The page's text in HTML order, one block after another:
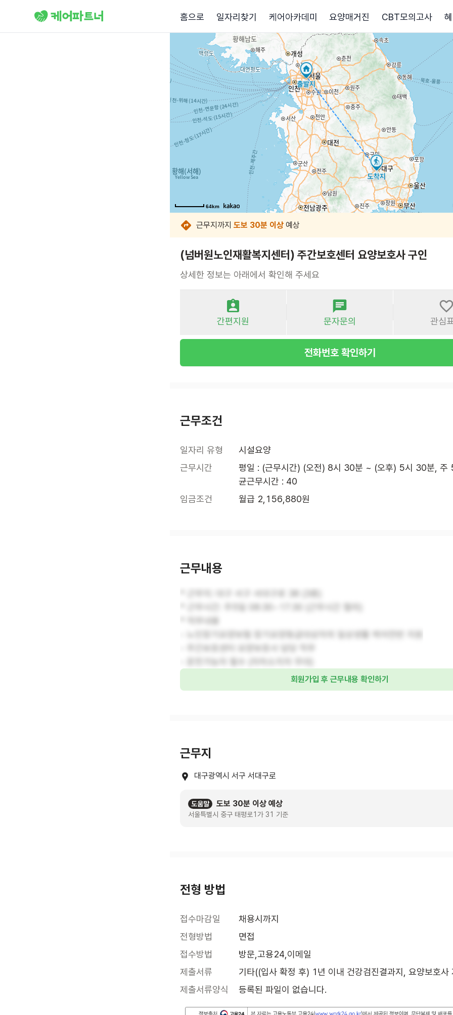
홈으로 일자리찾기 케어아카데미 요양매거진 CBT모의고사
64km
64km
64km
64km
64km
64km
64km
64km
근무지까지 도보 30분 이상 예상
(넘버원노인재활복지센터) 주간보호센터 요양보호사 구인
상세한 정보는 아래에서 확인해 주세요
간편지원 문자문의 관심
전화번호 확인하기
근무조건
일자리 유형
시설요양
근무시간
평일 : (근무시간) (오전) 8시 30분 ~ (오후) 5시 30분, 주
균근무시간 : 40
임금조건
월급 2,156,880원
근무내용
회원가입 후 근무내용 확인하기
근무지
대구광역시 서구 서대구로
도움말 도보 30분 이상 예상
서울특별시 중구 태평로1가 31 기준
전형 방법
접수마감일
채용시까지
전형방법
면접
접수방법
방문,고용24,이메일
제출서류
기타((입사 확정 후) 1년 이내 건강검진결과지, 요양보호사
제출서류양식
등록된 파일이 없습니다.